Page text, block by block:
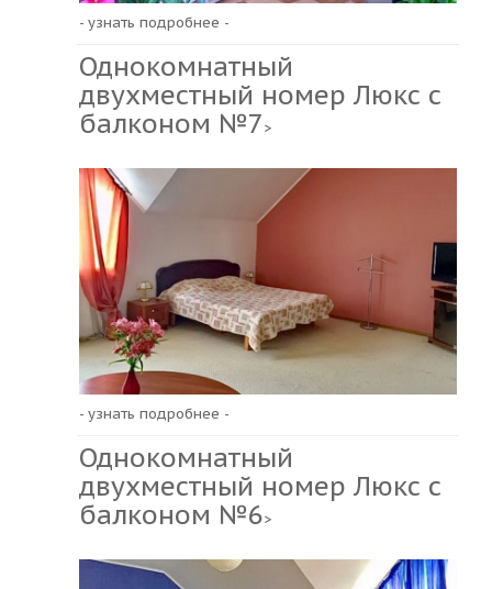
- узнать подробнее -
Однокомнатный
двухместный номер Люкс с
балконом №7>
- узнать подробнее -
Однокомнатный
двухместный номер Люкс с
балконом №6>